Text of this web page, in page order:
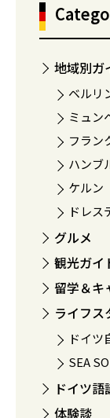
地域別ガ
ベルリ
ミュン
フラン
ハンブ
ケルン
ドレス
グルメ
観光ガイ
留学＆キ
ライフス
ドイツ
SEA
ドイツ語
体験談